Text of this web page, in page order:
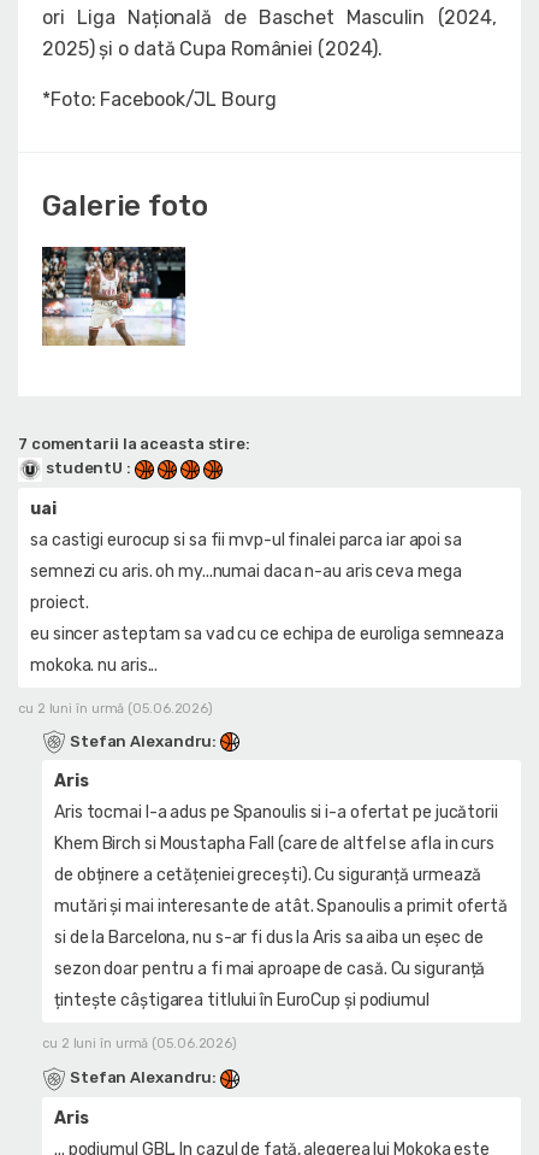
ori Liga Națională de Baschet Masculin (2024,
2025) și o dată Cupa României (2024).
*Foto: Facebook/JL Bourg
Galerie foto
7 comentarii la aceasta stire:
studentU :
uai
sa castigi eurocup si sa fii mvp-ul finalei parca iar apoi sa
semnezi cu aris. oh my...numai daca n-au aris ceva mega
proiect.
eu sincer asteptam sa vad cu ce echipa de euroliga semneaza
mokoka. nu aris...
cu 2 luni în urmă (05.06.2026)
Stefan Alexandru:
Aris
Aris tocmai l-a adus pe Spanoulis si i-a ofertat pe jucătorii
Khem Birch si Moustapha Fall (care de altfel se afla in curs
de obținere a cetățeniei grecești). Cu siguranță urmează
mutări și mai interesante de atât. Spanoulis a primit ofertă
si de la Barcelona, nu s-ar fi dus la Aris sa aiba un eșec de
sezon doar pentru a fi mai aproape de casă. Cu siguranță
țintește câștigarea titlului în EuroCup și podiumul
cu 2 luni în urmă (05.06.2026)
Stefan Alexandru:
Aris
... podiumul GBL. In cazul de față, alegerea lui Mokoka este